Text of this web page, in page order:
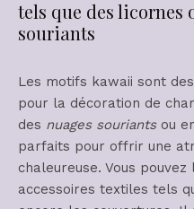
tels que des licornes
souriants
Les motifs kawaii sont
pour la décoration de
des nuages souriantsou
parfaits pour offrir une
chaleureuse. Vous
accessoires textiles tels